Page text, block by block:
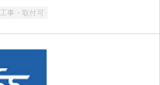
工事・取付可